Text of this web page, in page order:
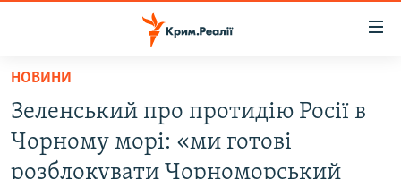
Перейти
основного
матеріалу
Перейти
ВІДЕО ТА ФОТО
НОВИНИ
Зеленський про протидію Росії в
Чорному морі: «ми готові
розблокувати Чорноморський